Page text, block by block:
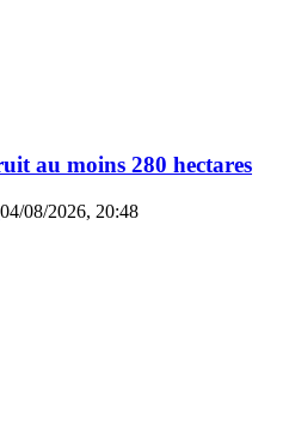
au moins 280 hectares
04/08/2026, 20:48